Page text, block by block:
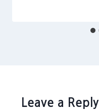
Leave a Reply